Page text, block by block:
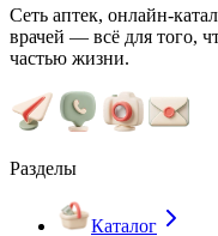
Сеть аптек, онлайн-
врачей — всё для того,
частью жизни.
Разделы
Каталог